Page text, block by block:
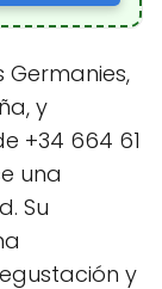
Germanies,
y
+34 664 61
una
Su
y